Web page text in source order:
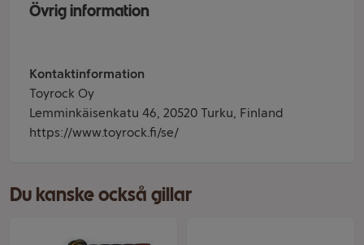
Övrig information
Kontaktinformation
Toyrock Oy
Lemminkäisenkatu 46, 20520 Turku, Finland
https://www.toyrock.fi/se/
Du kanske också gillar